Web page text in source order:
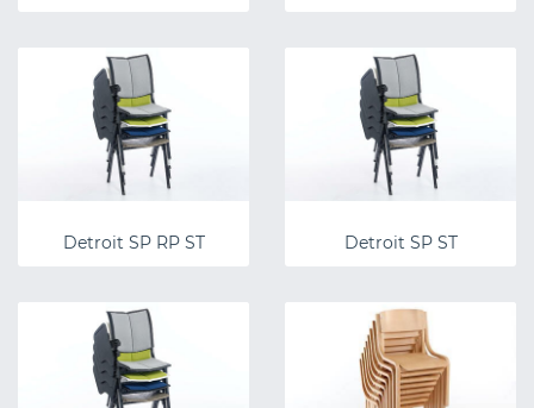
Detroit SP RP ST Detroit SP ST